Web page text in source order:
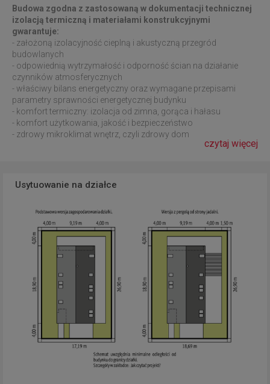
Budowa zgodna z zastosowaną w dokumentacji technicznej
izolacją termiczną i materiałami konstrukcyjnymi
gwarantuje:
- założoną izolacyjność cieplną i akustyczną przegród
budowlanych
- odpowiednią wytrzymałość i odporność ścian na działanie
czynników atmosferycznych
- właściwy bilans energetyczny oraz wymagane przepisami
parametry sprawności energetycznej budynku
- komfort termiczny: izolacja od zimna, gorąca i hałasu
- komfort użytkowania, jakość i bezpieczeństwo
- zdrowy mikroklimat wnętrz, czyli zdrowy dom
czytaj więcej
Usytuowanie na działce